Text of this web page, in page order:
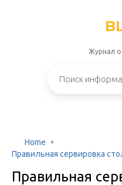
Журнал о
Home
Правильная сервировка
Правильная